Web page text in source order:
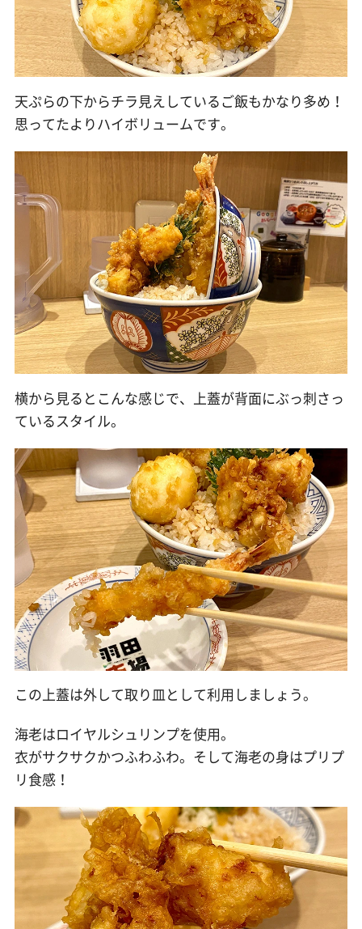
天ぷらの下からチラ見えしているご飯もかなり多め！
思ってたよりハイボリュームです。
横から見るとこんな感じで、上蓋が背面にぶっ刺さっ
ているスタイル。
この上蓋は外して取り皿として利用しましょう。
海老はロイヤルシュリンプを使用。
衣がサクサクかつふわふわ。そして海老の身はプリプ
リ食感！